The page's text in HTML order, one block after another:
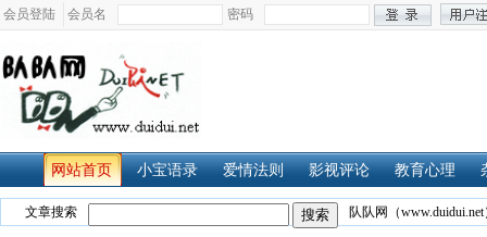
会员登陆 会员名 密码
网站首页 小宝语录 爱情法则 影视评论 教育心理
文章搜索 队队网（